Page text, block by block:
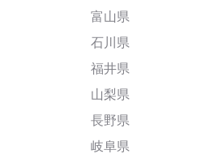
富山県
石川県
福井県
山梨県
長野県
岐阜県